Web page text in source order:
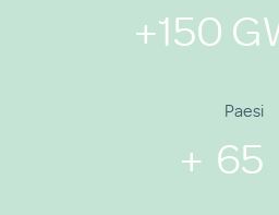
+150
Paesi
+ 65